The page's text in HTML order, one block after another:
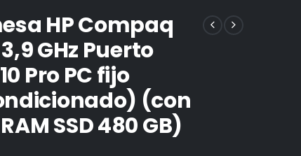
HP Compaq
GHz Puerto
Pro PC fijo
(con
SSD 480 GB)